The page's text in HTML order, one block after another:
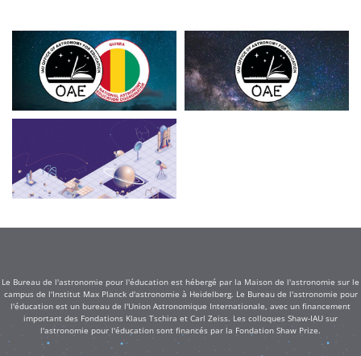
Le Bureau de l'astronomie pour l'éducation est hébergé par la Maison de l'astronomie sur le
campus de l'Institut Max Planck d'astronomie à Heidelberg. Le Bureau de l'astronomie pour
l'éducation est un bureau de l'Union Astronomique Internationale, avec un financement
important des Fondations Klaus Tschira et Carl Zeiss. Les colloques Shaw-IAU sur
l'astronomie pour l'éducation sont financés par la Fondation Shaw Prize.